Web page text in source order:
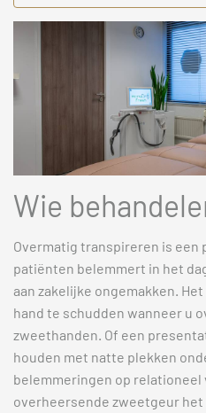
Wie
Overmatig transpireren is een
patiënten belemmert in het
aan zakelijke ongemakken.
hand te schudden wanneer u
zweethanden. Of een
houden met natte plekken
belemmeringen op relationeel
overheersende zweetgeur